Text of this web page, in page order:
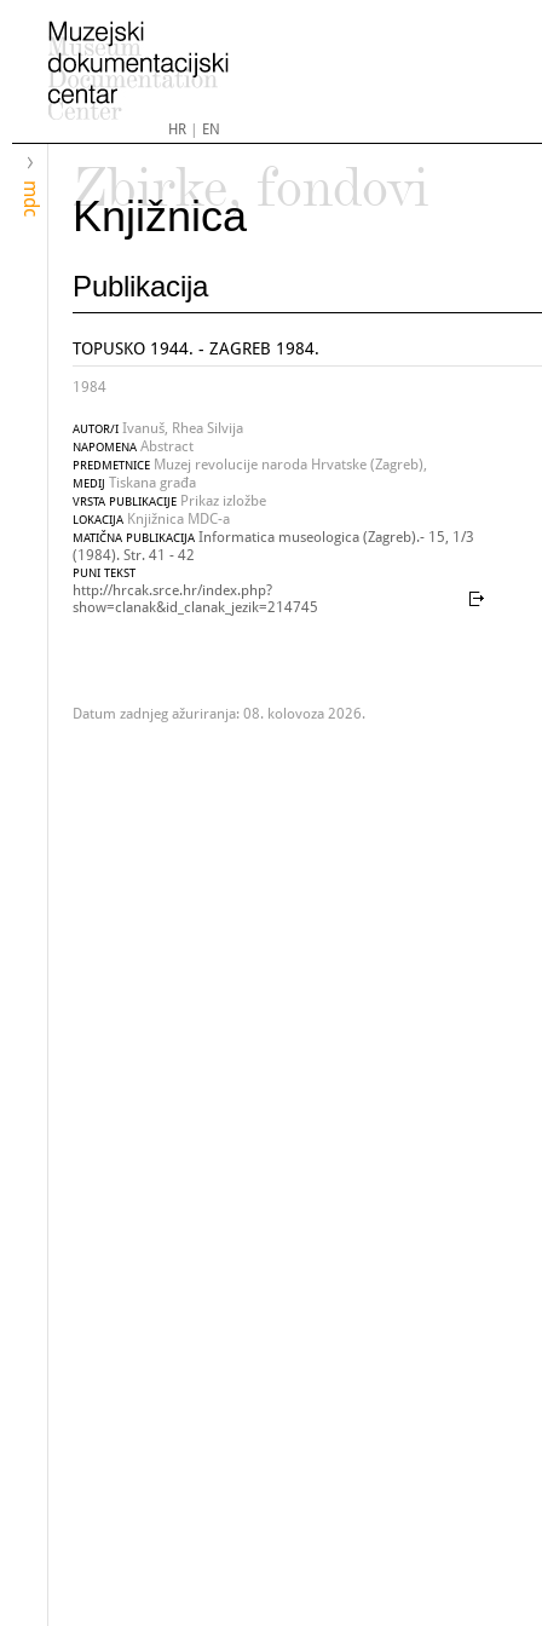
HR| EN
mdc
Zbirke, fondovi
Knjižnica
Publikacija
TOPUSKO 1944. - ZAGREB 1984.
1984
AUTOR/I Ivanuš, Rhea Silvija
NAPOMENA Abstract
PREDMETNICE Muzej revolucije naroda Hrvatske (Zagreb),
MEDIJ Tiskana građa
VRSTA PUBLIKACIJE Prikaz izložbe
LOKACIJA Knjižnica MDC-a
MATIČNA PUBLIKACIJA Informatica museologica (Zagreb).- 15, 1/3
(1984). Str. 41 - 42
PUNI TEKST
http://hrcak.srce.hr/index.php?
show=clanak&id_clanak_jezik=214745
Datum zadnjeg ažuriranja: 08. kolovoza 2026.